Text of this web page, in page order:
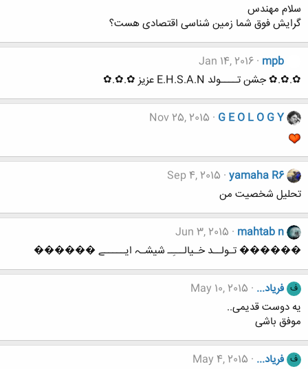
سلام مهندس
گرایش فوق شما زمین شناسی اقتصادی هست؟
mpb
Jan 14, 2016
✿.✿.✿ جشن تــــولد E.H.S.A.N عزیز ✿.✿.✿
G E O L O G Y
Nov 25, 2015
yamaha R6
Sep 4, 2015
تحلیل شخصیت من
mahtab n
Jun 3, 2015
������ تـولــد خـیالـــِـ شیشـہ ایـــــے ������
ف فریاد... May 10, 2015
یه دوست قدیمی..
موفق باشی
ف فریاد... May 4, 2015